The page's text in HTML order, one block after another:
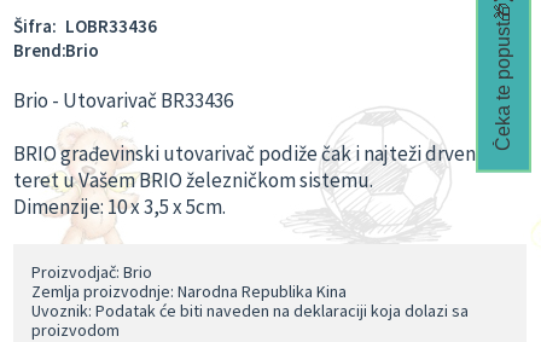
Šifra: LOBR33436
Brend:Brio
Brio - Utovarivač BR33436
BRIO građevinski utovarivač podiže čak i najteži drveni
teret u Vašem BRIO železničkom sistemu.
Dimenzije: 10 x3,5 x5cm.
Proizvodjač: Brio
Zemlja proizvodnje: Narodna Republika Kina
Uvoznik: Podatak će biti naveden na deklaraciji koja dolazi sa
proizvodom
Čeka te popust🎁